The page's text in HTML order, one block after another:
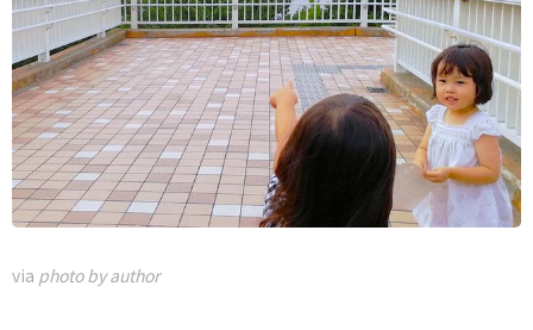
via photo by author